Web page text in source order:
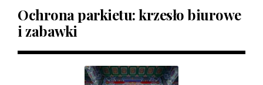
Ochrona parkietu: krzesło biurowe
i zabawki